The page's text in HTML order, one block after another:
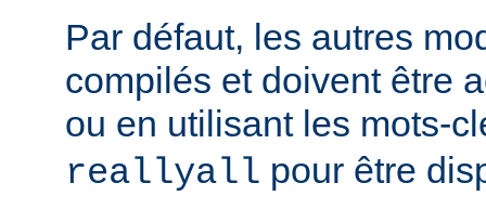
Par défaut, les autres
compilés et doivent être
ou en utilisant les mots-
reallyall pour être